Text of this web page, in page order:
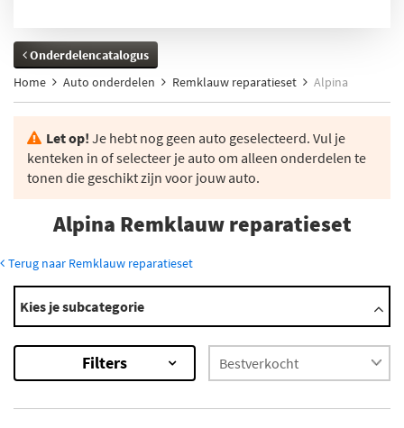
Onderdelencatalogus
Home
Auto onderdelen Remklauw reparatieset Alpina
Let op! Je hebt nog geen auto geselecteerd. Vul je
kenteken in of selecteer je auto om alleen onderdelen te
tonen die geschikt zijn voor jouw auto.
Alpina Remklauw reparatieset
Terug naar Remklauw reparatieset
Modellen
B10
B12
B6 Gran
C2
Kies je subcategorie
Filters